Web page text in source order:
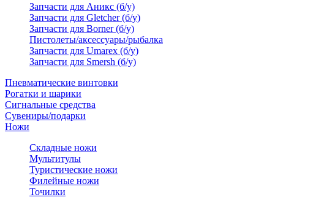
Запчасти для Аникс (б/у)
Запчасти для Gletcher (б/у)
Запчасти для Borner (б/у)
Пистолеты/аксессуары/рыбалка
Запчасти для Umarex (б/у)
Запчасти для Smersh (б/у)
Пневматические винтовки
Рогатки и шарики
Сигнальные средства
Сувениры/подарки
Ножи
Складные ножи
Мультитулы
Туристические ножи
Филейные ножи
Точилки